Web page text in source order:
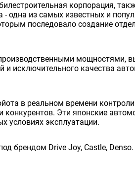
корпорация,
одна из самых известных и
последовало создание
мощностями,
и исключительного качества
в реальном времени
Эти японские
условиях эксплуатации.
брендом Drive Joy, Castle,